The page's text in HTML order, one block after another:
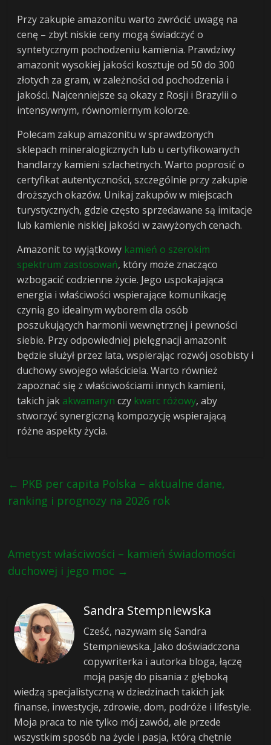
Przy zakupie amazonitu warto zwrócić uwagę na
cenę – zbyt niskie ceny mogą świadczyć o
syntetycznym pochodzeniu kamienia. Prawdziwy
amazonit wysokiej jakości kosztuje od 50 do 300
złotych za gram, w zależności od pochodzenia i
jakości. Najcenniejsze są okazy z Rosji i Brazylii o
intensywnym, równomiernym kolorze.
Polecam zakup amazonitu w sprawdzonych
sklepach mineralogicznych lub u certyfikowanych
handlarzy kamieni szlachetnych. Warto poprosić o
certyfikat autentyczności, szczególnie przy zakupie
droższych okazów. Unikaj zakupów w miejscach
turystycznych, gdzie często sprzedawane są imitacje
lub kamienie niskiej jakości w zawyżonych cenach.
Amazonit to wyjątkowy kamień o szerokim
spektrum zastosowań, który może znacząco
wzbogacić codzienne życie. Jego uspokajająca
energia i właściwości wspierające komunikację
czynią go idealnym wyborem dla osób
poszukujących harmonii wewnętrznej i pewności
siebie. Przy odpowiedniej pielęgnacji amazonit
będzie służył przez lata, wspierając rozwój osobisty i
duchowy swojego właściciela. Warto również
zapoznać się z właściwościami innych kamieni,
takich jak akwamaryn czy kwarc różowy, aby
stworzyć synergiczną kompozycję wspierającą
różne aspekty życia.
← PKB per capita Polska – aktualne dane,
ranking i prognozy na 2026 rok
Ametyst właściwości – kamień świadomości
duchowej i jego moc →
Sandra Stempniewska
Cześć, nazywam się Sandra
Stempniewska. Jako doświadczona
copywriterka i autorka bloga, łączę
moją pasję do pisania z głęboką
wiedzą specjalistyczną w dziedzinach takich jak
finanse, inwestycje, zdrowie, dom, podróże i lifestyle.
Moja praca to nie tylko mój zawód, ale przede
wszystkim sposób na życie i pasja, którą chętnie